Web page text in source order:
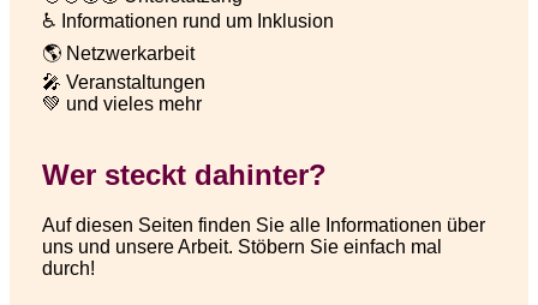
♿️ Informationen rund um Inklusion
🌎 Netzwerkarbeit
🎤 Veranstaltungen
💚 und vieles mehr
Wer steckt dahinter?
Auf diesen Seiten finden Sie alle Informationen über
uns und unsere Arbeit. Stöbern Sie einfach mal
durch!